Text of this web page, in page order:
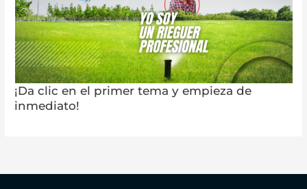
¡Da clic en el primer tema y empieza de
inmediato!